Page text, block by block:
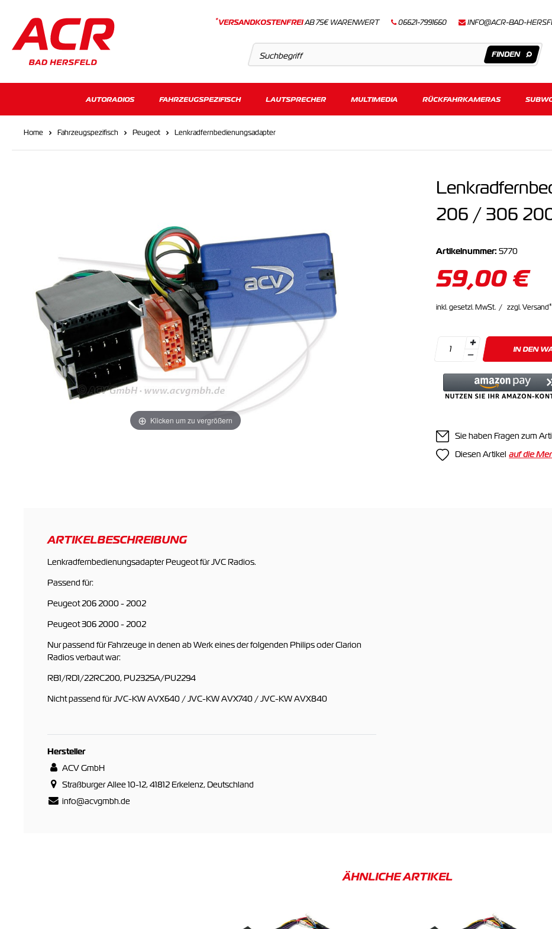
*VERSANDKOSTENFREIAB 75€ WARENWERT 06621-7991660 INFO@ACR-BAD-
Artikel
AUTORADIOS FAHRZEUGSPEZIFISCH LAUTSPRECHER MULTIMEDIA RÜCKFAHRKAMERAS
Home Fahrzeugspezifisch Peugeot Lenkradfernbedienungsadapter
Klicken um zu vergrößern
206 / 306
Artikelnummer: 5770
59,00 €
inkl. gesetzl. MwSt. zzgl. Versand*
IN DEN
Sie haben Fragen zum
Diesen Artikel
ARTIKELBESCHREIBUNG
Lenkradfernbedienungsadapter Peugeot für JVC Radios.
Passend für:
Peugeot 206 2000 - 2002
Peugeot 306 2000 - 2002
Nur passend für Fahrzeuge in denen ab Werk eines der folgenden Philips oder Clarion
Radios verbaut war:
RB1/RD1/22RC200, PU2325A/PU2294
Nicht passend für JVC-KW AVX640 / JVC-KW AVX740 / JVC-KW AVX840
Hersteller
ACV GmbH
Straßburger Allee 10-12, 41812 Erkelenz, Deutschland
info@acvgmbh.de
ÄHNLICHE ARTIKEL